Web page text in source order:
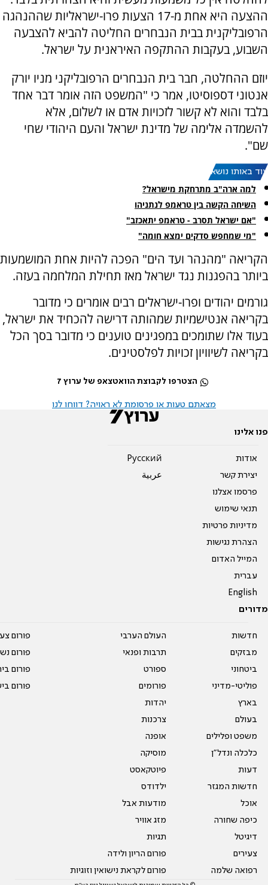
ההצעה היא אחת מ-17 הצעות פרו-ישראליות שההנהגה
הרפובליקנית בבית הנבחרים החליטה להביא להצבעה
השבוע, בעקבות ההתקפה האיראנית על ישראל.
יוזם ההחלטה, חבר בית הנבחרים הרפובליקני מניו יורק
אנטוני דספוסיטו, אמר כי "המשפט הזה אומר דבר אחד
בלבד והוא לא קשור לזכויות אדם או לשלום, אלא
להשמדה אלימה של מדינת ישראל והעם היהודי שחי
שם".
עוד באותו נושא:
למה ארה"ב מתרחקת מישראל?
השיחה הקשה בין טראמפ לנתניהו
"אם ישראל תסרב - טראמפ יתאכזב"
"מי שמחפש סדקים ימצא חומה"
הקריאה "מהנהר ועד הים" הפכה להיות אחת המושמעות
ביותר בהפגנות נגד ישראל מאז תחילת המלחמה בעזה.
גורמים יהודים ופרו-ישראלים רבים אומרים כי מדובר
בקריאה אנטישמיות שמהותה דרישה להכחיד את ישראל,
בעוד אלו שתומכים במפגינים טוענים כי מדובר בסך הכל
בקריאה לשיוויון זכויות לפלסטינים.
הצטרפו לקבוצת הוואטצאפ של ערוץ 7
מצאתם טעות או פרסומת לא ראויה? דווחו לנו
פנו אלינו
אודות
יצירת קשר
פרסמו אצלנו
תנאי שימוש
מדיניות פרטיות
הצהרת נגישות
המייל האדום
עברית
English
Pусский
عربية
מדורים
חדשות
מבזקים
ביטחוני
פוליטי-מדיני
בארץ
בעולם
משפט ופלילים
כלכלה ונדל"ן
דעות
חדשות המגזר
אוכל
כיפה שחורה
דיגיטל
צעירים
רפואה שלמה
העולם הערבי
תרבות ופנאי
ספורט
פורומים
יהדות
צרכנות
אופנה
מוסיקה
פיוטקאסט
ילדודס
מודעות אבל
מזג אוויר
תגיות
פורום הריון ולידה
פורום לקראת נישואין וזוגיות
פורום
פורום
פורום
פורום